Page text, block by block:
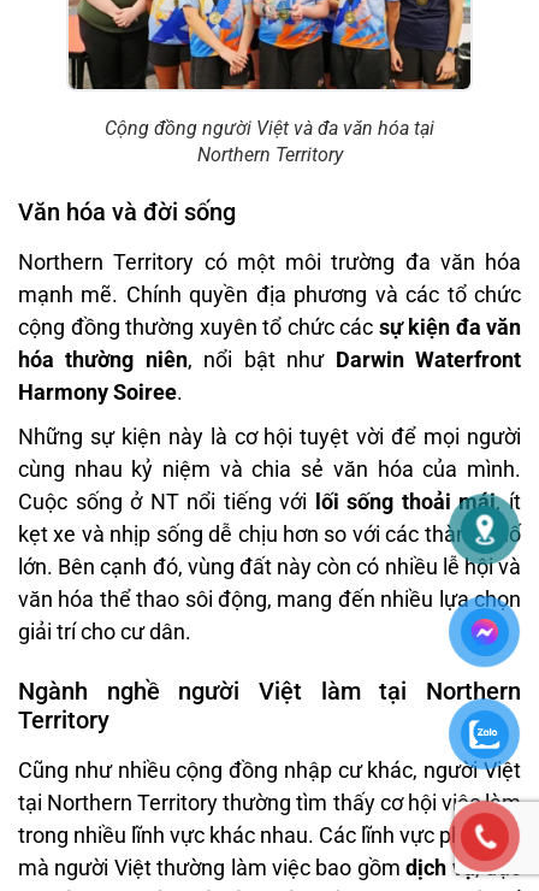
Cộng đồng người Việt và đa văn hóa tại
Northern Territory
Văn hóa và đời sống
Northern Territory có một môi trường đa văn hóa
mạnh mẽ. Chính quyền địa phương và các tổ chức
cộng đồng thường xuyên tổ chức các sự kiện đa văn
hóa thường niên, nổi bật như Darwin Waterfront
Harmony Soiree.
Những sự kiện này là cơ hội tuyệt vời để mọi người
cùng nhau kỷ niệm và chia sẻ văn hóa của mình.
Cuộc sống ở NT nổi tiếng với lối sống thoải mái, ít
kẹt xe và nhịp sống dễ chịu hơn so với các thành phố
lớn. Bên cạnh đó, vùng đất này còn có nhiều lễ hội và
văn hóa thể thao sôi động, mang đến nhiều lựa chọn
giải trí cho cư dân.
Ngành nghề người Việt làm tại Northern
Territory
Cũng như nhiều cộng đồng nhập cư khác, người Việt
tại Northern Territory thường tìm thấy cơ hội việc làm
trong nhiều lĩnh vực khác nhau. Các lĩnh vực phổ biến
mà người Việt thường làm việc bao gồmdịch vụ, đặc